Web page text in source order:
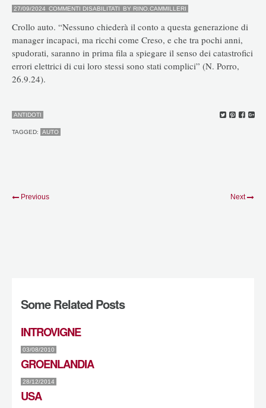
27/09/2024 COMMENTI DISABILITATI SU
BY RINO.CAMMILLERI
Crollo auto. “Nessuno chiederà il conto a questa generazione di
manager incapaci, ma ricchi come Creso, e che tra pochi anni,
spudorati, saranno in prima fila a spiegare il senso dei catastrofici
errori elettrici di cui loro stessi sono stati complici” (N. Porro,
26.9.24).
ANTIDOTI
TAGGED: AUTO
Previous Next
Some Related Posts
INTROVIGNE
03/08/2010
GROENLANDIA
28/12/2014
USA